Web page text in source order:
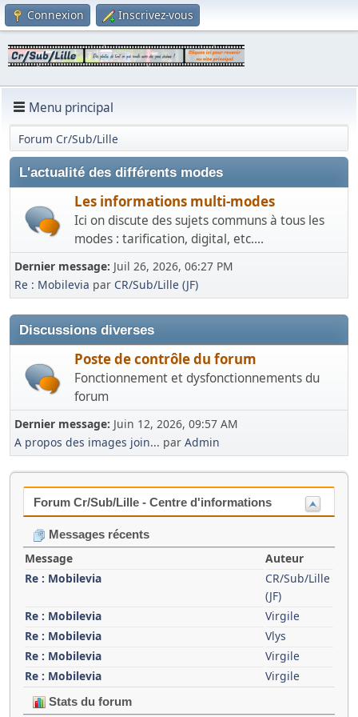
Connexion Inscrivez-vous
Menu principal
Forum Cr/Sub/Lille
L'actualité des différents modes
Les informations multi-modes
Ici on discute des sujets communs à tous les
modes : tarification, digital, etc....
Dernier message: Juil 26, 2026, 06:27 PM
Re : Mobilevia par CR/Sub/Lille (JF)
Discussions diverses
Poste de contrôle du forum
Fonctionnement et dysfonctionnements du
forum
Dernier message: Juin 12, 2026, 09:57 AM
A propos des images join... par Admin
Forum Cr/Sub/Lille - Centre d'informations
Messages récents
Message
Auteur
Re : Mobilevia
CR/Sub/Lille
(JF)
Re : Mobilevia
Virgile
Re : Mobilevia
Vlys
Re : Mobilevia
Virgile
Re : Mobilevia
Virgile
Stats du forum